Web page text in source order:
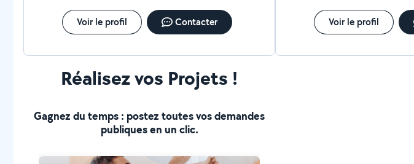
Devis rapide et détaillé Équipe sérieuse et
expérimentée Intervention pour particuliers et
professionnels Contactez-nous dès maintenant pour un
Voir le profil Contacter Voir le profil
Réalisez vos Projets !
Gagnez du temps : postez toutes vos demandes
publiques en un clic.